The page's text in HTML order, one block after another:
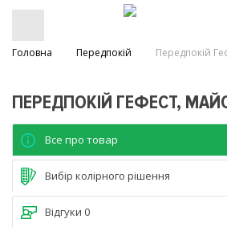
Головна Передпокій Передпокій
ПЕРЕДПОКІЙ ГЕФЕСТ,
Все про товар
Вибір колірного рішення
Відгуки 0